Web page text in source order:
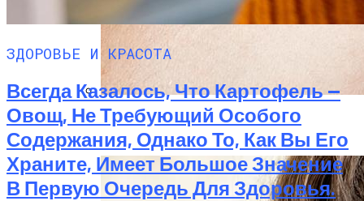
Даем Краткое Руководство По Самому
Популярному Деликатесу.
ЗДОРОВЬЕ И КРАСОТА
Всегда Казалось, Что Картофель —
Овощ, Не Требующий Особого
Содержания, Однако То, Как Вы Его
Храните, Имеет Большое Значение
В Первую Очередь Для Здоровья.